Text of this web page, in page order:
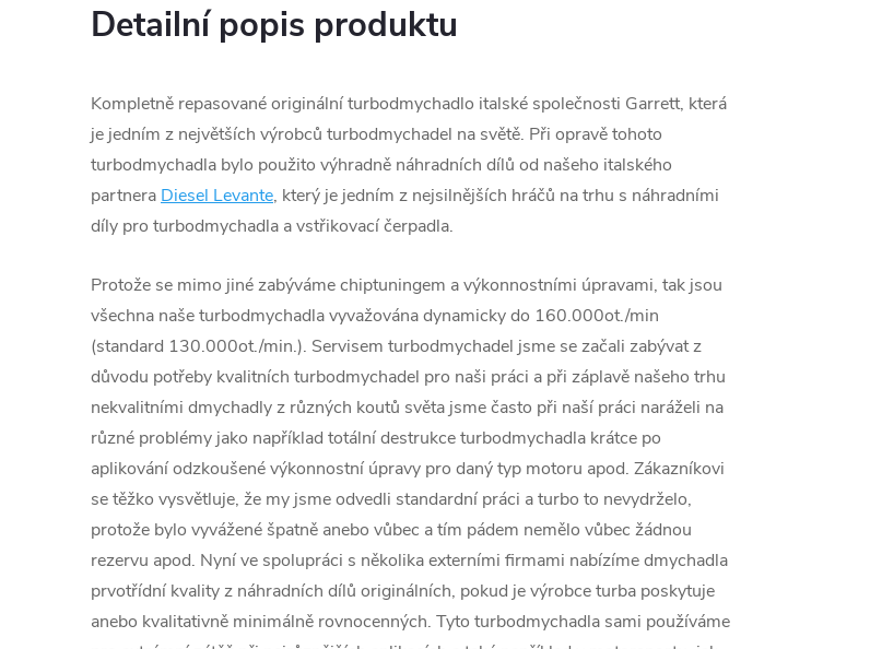
Detailní popis produktu
Kompletně repasované originální turbodmychadlo italské společnosti Garrett, která
je jedním z největších výrobců turbodmychadel na světě. Při opravě tohoto
turbodmychadla bylo použito výhradně náhradních dílů od našeho italského
partnera Diesel Levante, který je jedním z nejsilnějších hráčů na trhu s náhradními
díly pro turbodmychadla a vstřikovací čerpadla.
Protože se mimo jiné zabýváme chiptuningem a výkonnostními úpravami, tak jsou
všechna naše turbodmychadla vyvažována dynamicky do 160.000ot./min
(standard 130.000ot./min.). Servisem turbodmychadel jsme se začali zabývat z
důvodu potřeby kvalitních turbodmychadel pro naši práci a při záplavě našeho trhu
nekvalitními dmychadly z různých koutů světa jsme často při naší práci naráželi na
různé problémy jako například totální destrukce turbodmychadla krátce po
aplikování odzkoušené výkonnostní úpravy pro daný typ motoru apod. Zákazníkovi
se těžko vysvětluje, že my jsme odvedli standardní práci a turbo to nevydrželo,
protože bylo vyvážené špatně anebo vůbec a tím pádem nemělo vůbec žádnou
rezervu apod. Nyní ve spolupráci s několika externími firmami nabízíme dmychadla
prvotřídní kvality z náhradních dílů originálních, pokud je výrobce turba poskytuje
anebo kvalitativně minimálně rovnocenných. Tyto turbodmychadla sami používáme